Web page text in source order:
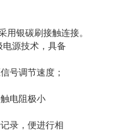
用银碳刷接触连接。
源技术，具备
号调节速度；
电阻极小
录，便进行相